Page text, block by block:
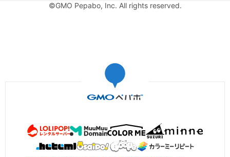
©GMO Pepabo, Inc. All rights reserved.